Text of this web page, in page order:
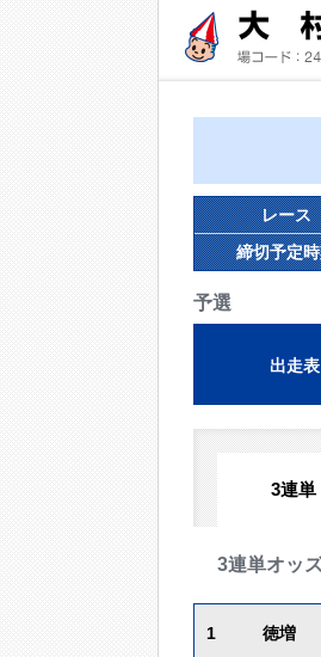
レース
締切予定
予選
出走表
3連単
3連単オッ
1 徳増